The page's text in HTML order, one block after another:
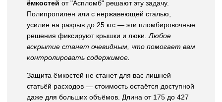
ёмкостей от "Аспломб" решают эту задачу.
Полипропилен или с нержавеющей сталью,
усилие на разрыв до 25 кгс — эти пломбировочные
решения фиксируют крышки и люки.Любое
вскрытие станет очевидным, что помогает вам
контролировать содержимое.
Защита ёмкостей не станет для вас лишней
статьёй расходов — стоимость остаётся доступной
даже для больших объёмов. Длина от 175 до 427